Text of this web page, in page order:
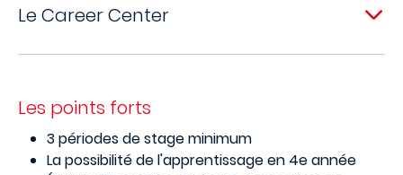
Le Career Center
Les points forts
3 périodes de stage minimum
La possibilité de l'apprentissage en 4e année